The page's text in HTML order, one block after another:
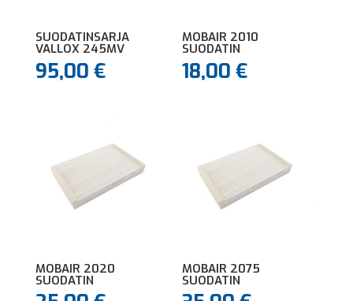
SUODATINSARJA
VALLOX 245MV
95,00 €
MOBAIR 2010
SUODATIN
18,00€
MOBAIR 2020
SUODATIN
MOBAIR 2075
SUODATIN